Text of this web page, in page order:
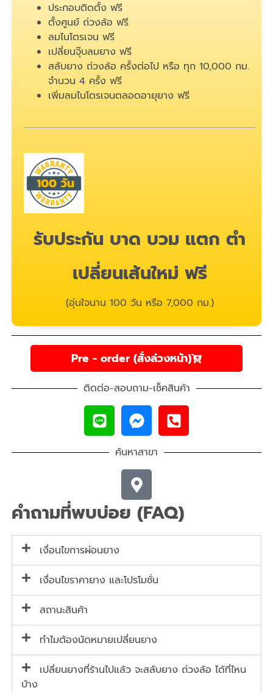
ประกอบติดตั้ง ฟรี
ตั้งศูนย์ ถ่วงล้อ ฟรี
ลมไนโตรเจน ฟรี
เปลี่ยนจุ๊บลมยาง ฟรี
สลับยาง ถ่วงล้อ ครั้งต่อไป หรือ ทุก 10,000 กม.
จำนวน 4 ครั้ง ฟรี
เพิ่มลมไนโตรเจนตลอดอายุยาง ฟรี
รับประกัน บาด บวม แตก ตำ
เปลี่ยนเส้นใหม่ ฟรี
(อุ่นใจนาน 100 วัน หรือ 7,000 กม.)
Pre - order (สั่งล่วงหน้า)
ติดต่อ-สอบถาม-เช็คสินค้า
ค้นหาสาขา
คำถามที่พบบ่อย (FAQ)
เงื่อนไขการผ่อนยาง
เงื่อนไขราคายาง และโปรโมชั่น
สถานะสินค้า
ทำไมต้องนัดหมายเปลี่ยนยาง
เปลี่ยนยางที่ร้านไปแล้ว จะสลับยาง ถ่วงล้อ ได้ที่ไหน
บ้าง